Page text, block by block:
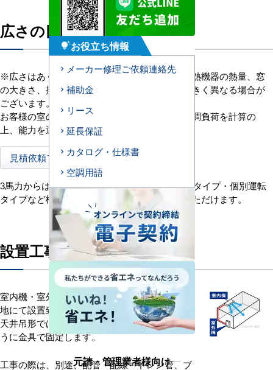
広さの目安について
※広さはあくまで目安です。天井の高さや、発熱機器の熱量、窓
の大きさ、換気扇の有無、建物の種類などで大きく異なる場合が
ございます。
お客様の室の内容をお伺いし、空調技術者が空調負荷を計算の
上、能力を選定いたします。
見積依頼フォームよりお入り下さい
3馬力からは室内機が1台から2～4台の同時運転タイプ・個別運転
タイプなど様々なバリエーションからお選びいただけます。
設置工事の概要について
室内機・室外機・リモコンのセット商品を、現
地にて設置致します。
天井吊形では、室内機を天井から吊り下げるよ
うに金具で固定します。
工事の際は、別途、配管・配線・ドレン管、ブ
tips_and_updatesお役立ち情報
メーカー修理ご依頼連絡先
補助金
リース
延長保証
カタログ・仕様書
空調用語
元請・管理業者様向け